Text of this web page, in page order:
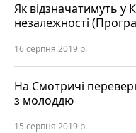
Як відзначатимуть у
незалежності
16 серпня 2019 р.
На Смотричі
з молоддю
15 серпня 2019 р.